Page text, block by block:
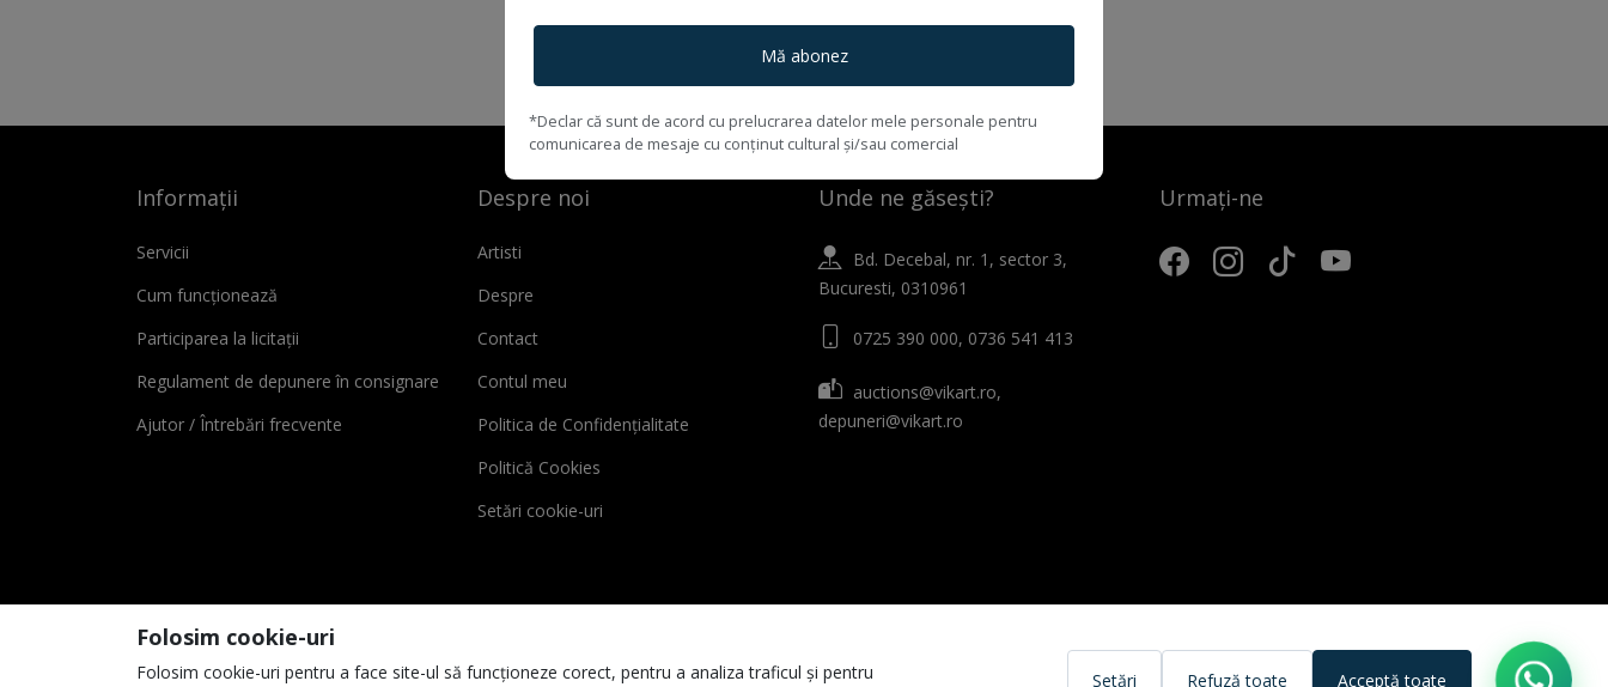
Informații
Servicii
Cum funcționează
Participarea la licitații
Regulament de depunere în consignare
Ajutor / Întrebări frecvente
Despre noi
Artisti
Despre
Contact
Contul meu
Politica de Confidențialitate
Politică Cookies
Setări cookie-uri
Unde ne găsești?
Bd. Decebal, nr. 1, sector 3,
Bucuresti, 0310961
0725 390 000, 0736 541 413
auctions@vikart.ro,
depuneri@vikart.ro
Urmați-ne
Folosim cookie-uri
Folosim cookie-uri pentru a face site-ul să funcționeze corect, pentru a analiza traficul și pentru
Setări Refuză toate Acceptă toate
Mă abonez
*Declar că sunt de acord cu prelucrarea datelor mele personale pentru
comunicarea de mesaje cu conținut cultural și/sau comercial